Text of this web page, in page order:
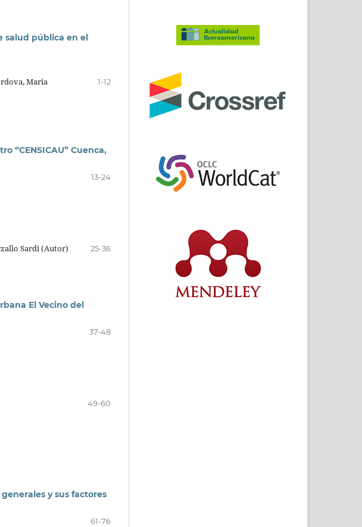
salud pública en el
Maria
1-12
“CENSICAU” Cuenca,
13-24
Sardi (Autor)
25-36
El Vecino del
37-48
49-60
y sus factores
61-76